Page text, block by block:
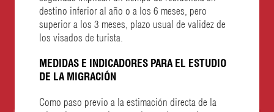
destino inferior al año o a los 6 meses, pero
superior a los 3 meses, plazo usual de validez de
los visados de turista.
MEDIDAS E INDICADORES PARA EL ESTUDIO
DE LA MIGRACIÓN
Como paso previo a la estimación directa de la